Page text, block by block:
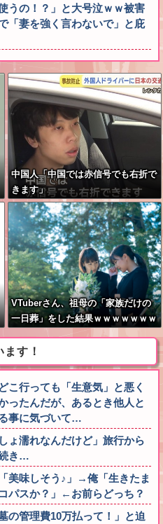
うの！？」と大号泣ｗｗ被害
「妻を強く言わないで」と庇
中国人「中国では赤信号でも右折で
きます」
VTuberさん、祖母の「家族だけの
一日葬」をした結果ｗｗｗｗｗｗｗ
す！
こ行っても「生意気」と悪く
ったんだが、あるとき他人と
事に気づいて…
ょ濡れなんだけど」旅行から
き…
美味しそう♪」→俺「生きたま
パスか？」←お前らどっち？
の管理費10万払って！」と迫